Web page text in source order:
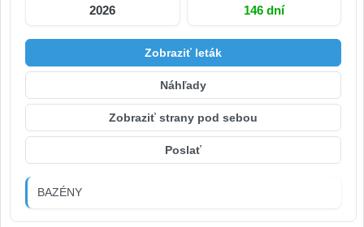
2026 146 dní
Zobraziť leták
Náhľady
Zobraziť strany pod sebou
Poslať
BAZÉNY